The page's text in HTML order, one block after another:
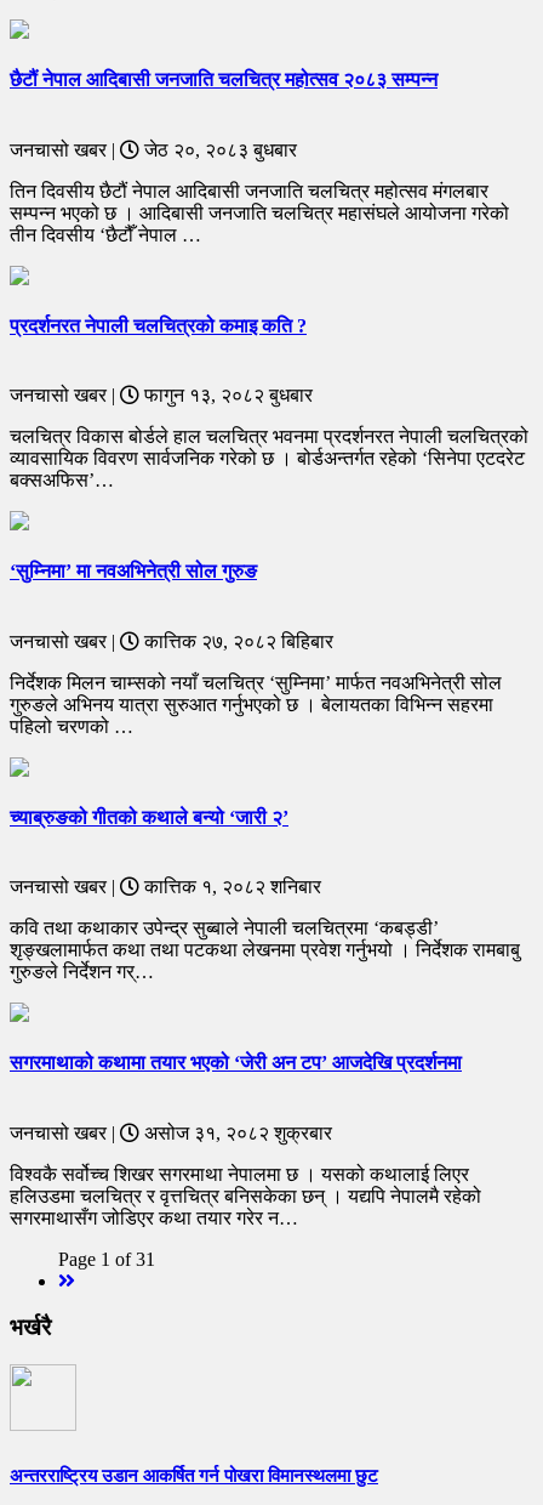
छैटौं नेपाल आदिबासी जनजाति चलचित्र महोत्सव २०८३ सम्पन्न
जनचासो खबर |
जेठ २०, २०८३ बुधबार
तिन दिवसीय छैटौं नेपाल आदिबासी जनजाति चलचित्र महोत्सव मंगलबार
सम्पन्न भएको छ । आदिबासी जनजाति चलचित्र महासंघले आयोजना गरेको
तीन दिवसीय ‘छैटौँ नेपाल …
प्रदर्शनरत नेपाली चलचित्रको कमाइ कति ?
जनचासो खबर |
फागुन १३, २०८२ बुधबार
चलचित्र विकास बोर्डले हाल चलचित्र भवनमा प्रदर्शनरत नेपाली चलचित्रको
व्यावसायिक विवरण सार्वजनिक गरेको छ । बोर्डअन्तर्गत रहेको ‘सिनेपा एटदरेट
बक्सअफिस’…
‘सुम्निमा’ मा नवअभिनेत्री सोल गुरुङ
जनचासो खबर |
कात्तिक २७, २०८२ बिहिबार
निर्देशक मिलन चाम्सको नयाँ चलचित्र ‘सुम्निमा’ मार्फत नवअभिनेत्री सोल
गुरुङले अभिनय यात्रा सुरुआत गर्नुभएको छ । बेलायतका विभिन्न सहरमा
पहिलो चरणको …
च्याब्रुङको गीतको कथाले बन्यो ‘जारी २’
जनचासो खबर |
कात्तिक १, २०८२ शनिबार
कवि तथा कथाकार उपेन्द्र सुब्बाले नेपाली चलचित्रमा ‘कबड्डी’
शृङ्खलामार्फत कथा तथा पटकथा लेखनमा प्रवेश गर्नुभयो । निर्देशक रामबाबु
गुरुङले निर्देशन गर्…
सगरमाथाको कथामा तयार भएको ‘जेरी अन टप’ आजदेखि प्रदर्शनमा
जनचासो खबर |
असोज ३१, २०८२ शुक्रबार
विश्वकै सर्वोच्च शिखर सगरमाथा नेपालमा छ । यसको कथालाई लिएर
हलिउडमा चलचित्र र वृत्तचित्र बनिसकेका छन् । यद्यपि नेपालमै रहेको
सगरमाथासँग जोडिएर कथा तयार गरेर न…
Page 1 of 31
भर्खरै
अन्तरराष्ट्रिय उडान आकर्षित गर्न पोखरा विमानस्थलमा छुट